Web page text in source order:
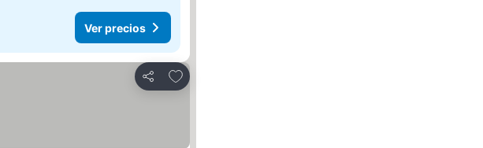
Ver precios
Compartir
Añadir a favoritos